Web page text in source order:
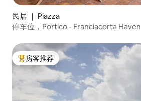
民居 ｜ Piazza
停车位，Portico - Franciacorta Haven
热门「房客推荐」
房客推荐